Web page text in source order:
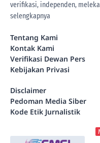
verifikasi, independen,
selengkapnya
Tentang Kami
Kontak Kami
Verifikasi Dewan Pers
Kebijakan Privasi
Disclaimer
Pedoman Media Siber
Kode Etik Jurnalistik